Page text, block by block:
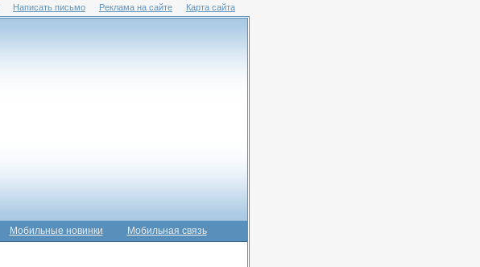
Мобильные новинки Мобильная связь
Написать письмо Реклама на сайте Карта сайта